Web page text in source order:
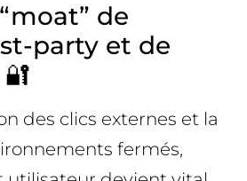
de
party et de
des clics externes et la
fermés,